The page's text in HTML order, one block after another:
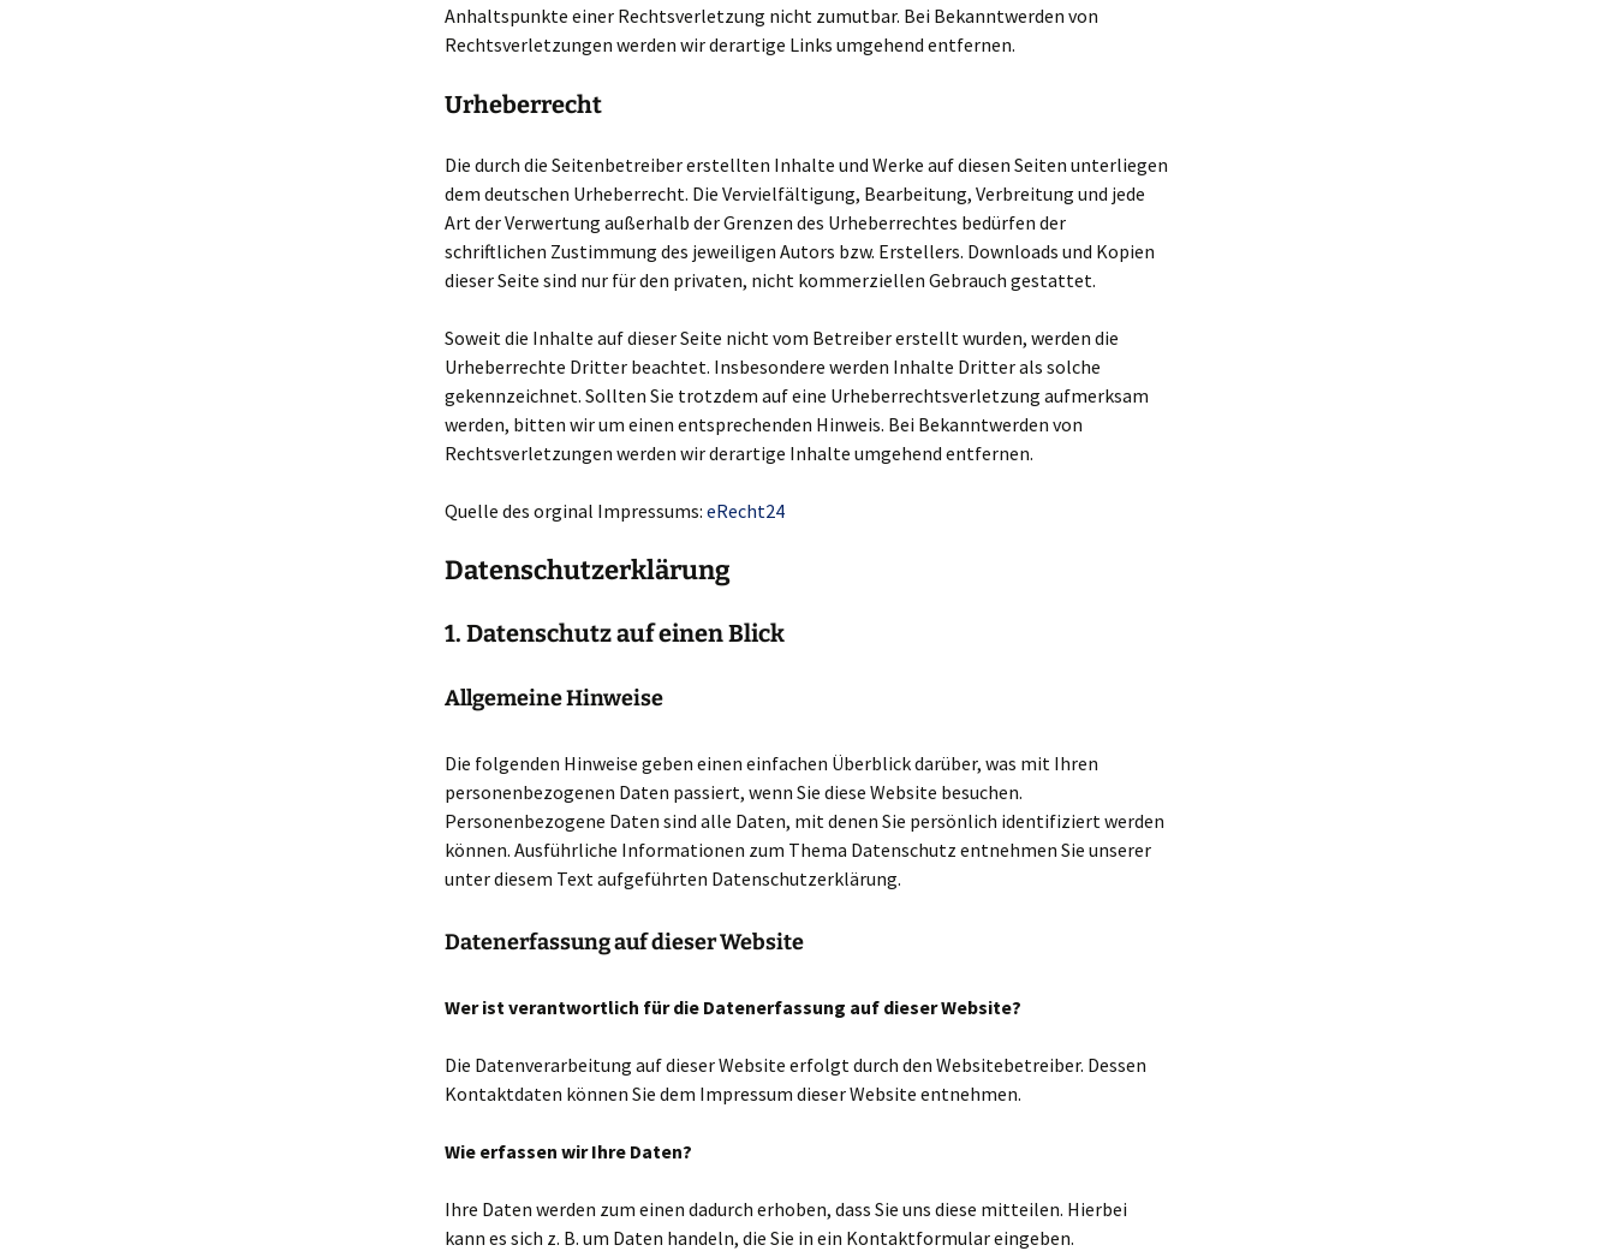
Anhaltspunkte einer Rechtsverletzung nicht zumutbar. Bei Bekanntwerden von
Rechtsverletzungen werden wir derartige Links umgehend entfernen.
Urheberrecht
Die durch die Seitenbetreiber erstellten Inhalte und Werke auf diesen Seiten unterliegen
dem deutschen Urheberrecht. Die Vervielfältigung, Bearbeitung, Verbreitung und jede
Art der Verwertung außerhalb der Grenzen des Urheberrechtes bedürfen der
schriftlichen Zustimmung des jeweiligen Autors bzw. Erstellers. Downloads und Kopien
dieser Seite sind nur für den privaten, nicht kommerziellen Gebrauch gestattet.
Soweit die Inhalte auf dieser Seite nicht vom Betreiber erstellt wurden, werden die
Urheberrechte Dritter beachtet. Insbesondere werden Inhalte Dritter als solche
gekennzeichnet. Sollten Sie trotzdem auf eine Urheberrechtsverletzung aufmerksam
werden, bitten wir um einen entsprechenden Hinweis. Bei Bekanntwerden von
Rechtsverletzungen werden wir derartige Inhalte umgehend entfernen.
Quelle des orginal Impressums: eRecht24
Datenschutz­erklärung
1. Datenschutz auf einen Blick
Allgemeine Hinweise
Die folgenden Hinweise geben einen einfachen Überblick darüber, was mit Ihren
personenbezogenen Daten passiert, wenn Sie diese Website besuchen.
Personenbezogene Daten sind alle Daten, mit denen Sie persönlich identifiziert werden
können. Ausführliche Informationen zum Thema Datenschutz entnehmen Sie unserer
unter diesem Text aufgeführten Datenschutzerklärung.
Datenerfassung auf dieser Website
Wer ist verantwortlich für die Datenerfassung auf dieser Website?
Die Datenverarbeitung auf dieser Website erfolgt durch den Websitebetreiber. Dessen
Kontaktdaten können Sie dem Impressum dieser Website entnehmen.
Wie erfassen wir Ihre Daten?
Ihre Daten werden zum einen dadurch erhoben, dass Sie uns diese mitteilen. Hierbei
kann es sich z. B. um Daten handeln, die Sie in ein Kontaktformular eingeben.